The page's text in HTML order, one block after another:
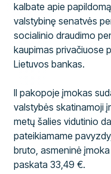
kalbate apie
valstybinę senatvės
socialinio draudimo
kaupimas privačiuose
Lietuvos bankas.
II pakopoje įmokas
valstybės skatinamoji
metų šalies vidutinio
pateikiamame
bruto, asmeninė
paskata 33,49 €.